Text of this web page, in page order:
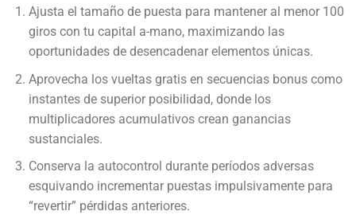
Ajusta el tamaño de puesta para mantener al menor 100
giros con tu capital a-mano, maximizando las
oportunidades de desencadenar elementos únicas.
Aprovecha los vueltas gratis en secuencias bonus como
instantes de superior posibilidad, donde los
multiplicadores acumulativos crean ganancias
sustanciales.
Conserva la autocontrol durante períodos adversas
esquivando incrementar puestas impulsivamente para
“revertir” pérdidas anteriores.